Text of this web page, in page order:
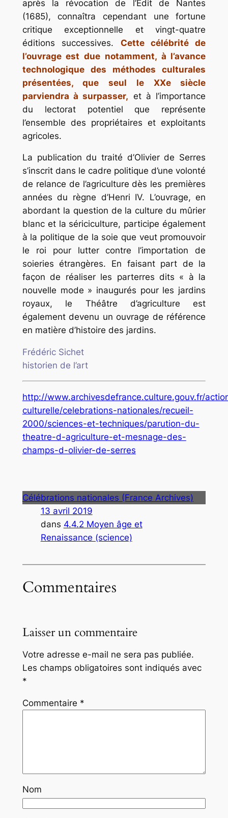
après la révocation de l’Édit de Nantes
(1685), connaîtra cependant une fortune
critique exceptionnelle et vingt-quatre
éditions successives. Cette célébrité de
l’ouvrage est due notamment, à l’avance
technologique des méthodes culturales
présentées, que seul le XXe siècle
parviendra à surpasser, et à l’importance
du lectorat potentiel que représente
l’ensemble des propriétaires et exploitants
agricoles.
La publication du traité d’Olivier de Serres
s’inscrit dans le cadre politique d’une volonté
de relance de l’agriculture dès les premières
années du règne d’Henri IV. L’ouvrage, en
abordant la question de la culture du mûrier
blanc et la sériciculture, participe également
à la politique de la soie que veut promouvoir
le roi pour lutter contre l’importation de
soieries étrangères. En faisant part de la
façon de réaliser les parterres dits « à la
nouvelle mode » inaugurés pour les jardins
royaux, le Théâtre d’agriculture est
également devenu un ouvrage de référence
en matière d’histoire des jardins.
Frédéric Sichet
historien de l’art
http://www.archivesdefrance.culture.gouv.fr/
culturelle/celebrations-nationales/recueil-
2000/sciences-et-techniques/parution-du-
theatre-d-agriculture-et-mesnage-des-
champs-d-olivier-de-serres
Célébrations nationales (France Archives)
13 avril 2019
dans 4.4.2 Moyen âge et
Renaissance (science)
Commentaires
Laisser un commentaire
Votre adresse e-mail ne sera pas publiée.
Les champs obligatoires sont indiqués avec
*
Commentaire *
Nom